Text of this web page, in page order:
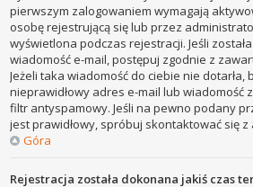
pierwszym zalogowaniem wymagają
osobę rejestrującą się lub przez
wyświetlona podczas rejestracji. Jeśli
wiadomość e-mail, postępuj zgodnie z
Jeżeli taka wiadomość do ciebie nie dotarła,
nieprawidłowy adres e-mail lub wiadomość
filtr antyspamowy. Jeśli na pewno podany
jest prawidłowy, spróbuj skontaktować się
Góra
Rejestracja została dokonana jakiś czas